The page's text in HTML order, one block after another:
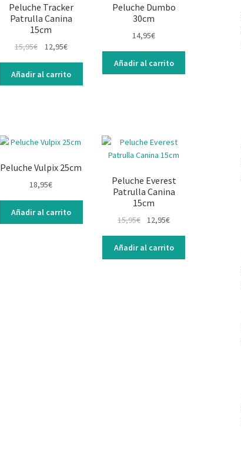
Peluche Tracker
Patrulla Canina
15cm
15,95€ 12,95€
Añadir al carrito
Peluche Dumbo
30cm
14,95€
Añadir al carrito
Peluche Vulpix 25cm
18,95€
Añadir al carrito
Peluche Everest
Patrulla Canina
15cm
15,95€ 12,95€
Añadir al carrito